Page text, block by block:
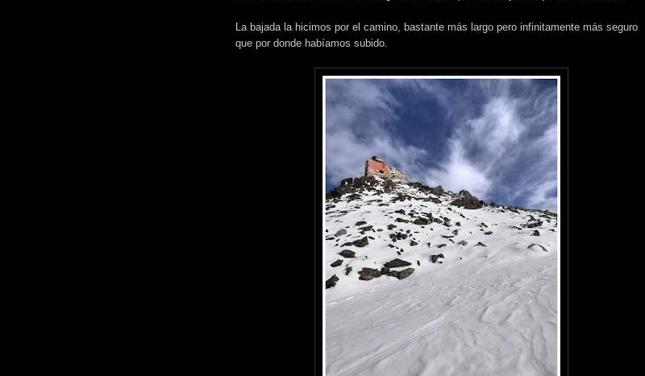
La bajada la hicimos por el camino, bastante más largo pero infinitamente más seguro
que por donde habíamos subido.